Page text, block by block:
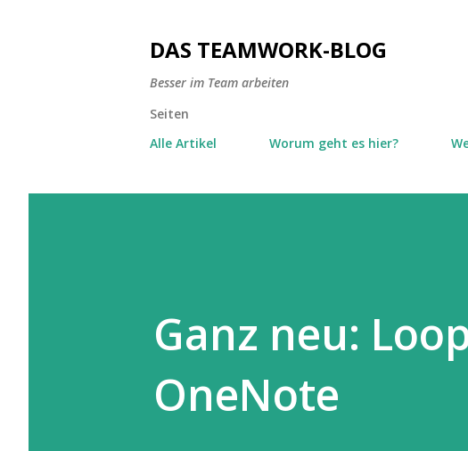
DAS TEAMWORK-BLOG
Besser im Team arbeiten
Seiten
Alle Artikel
Worum geht es hier?
Ganz neu:
OneNote